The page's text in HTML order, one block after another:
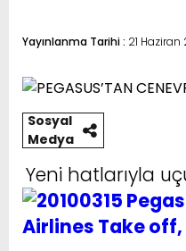
Yayınlanma Tarihi : 21 Haziran
Sosyal
Medya
Yeni hatlarıyla